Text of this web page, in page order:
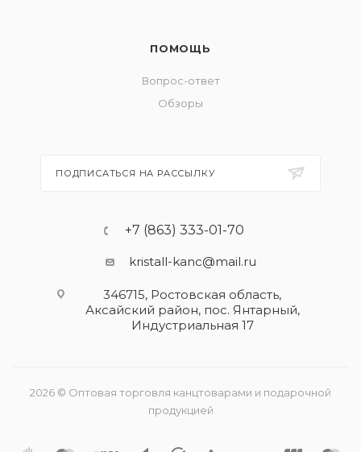
ПОМОЩЬ
Вопрос-ответ
Обзоры
ПОДПИСАТЬСЯ НА РАССЫЛКУ
+7 (863) 333-01-70
kristall-kanc@mail.ru
346715, Ростовская область​,
Аксайский район, пос. Янтарный,
Индустриальная 17
2026 © Оптовая торговля канцтоварами и подарочной
продукцией